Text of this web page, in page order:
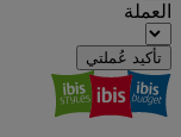
العملة
تأكيد عُملتي